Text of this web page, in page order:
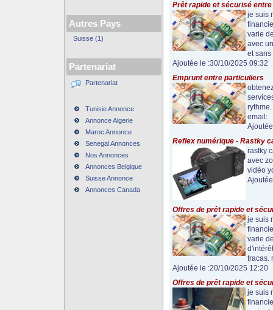
Autres Pays
Suisse (1)
Partenariat
Partenariat
Tunisie Annonce
Annonce Algerie
Maroc Annonce
Senegal Annonces
Nos Annonces
Annonces Belgique
Suisse Annonce
Annonces Canada
Prêt rapide et sécurisé
je suis
varie
avec
et sans
Ajoutée le :30/10/2025 09:32
Emprunt entre particuliers
email:
Reflex numérique - Rastky
rastky
avec
vidéo
Offres de prêt rapide et
je suis
varie
tracas.
Ajoutée le :20/10/2025 12:20
Offres de prêt rapide et
je suis